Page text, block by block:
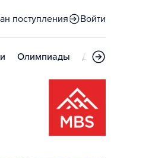
поступления Войти
Олимпиады Дни открытых